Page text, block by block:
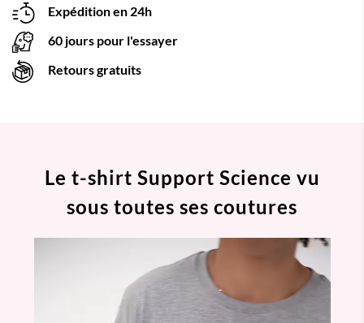
Expédition en 24h
60 jours pour l'essayer
Retours gratuits
Le t-shirt Support Science vu
sous toutes ses coutures